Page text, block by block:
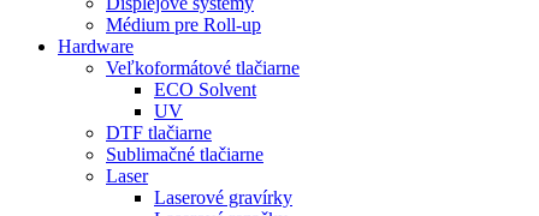
Médium pre Roll-up
Hardware
Veľkoformátové tlačiarne
ECO Solvent
UV
DTF tlačiarne
Sublimačné tlačiarne
Laser
Laserové gravírky